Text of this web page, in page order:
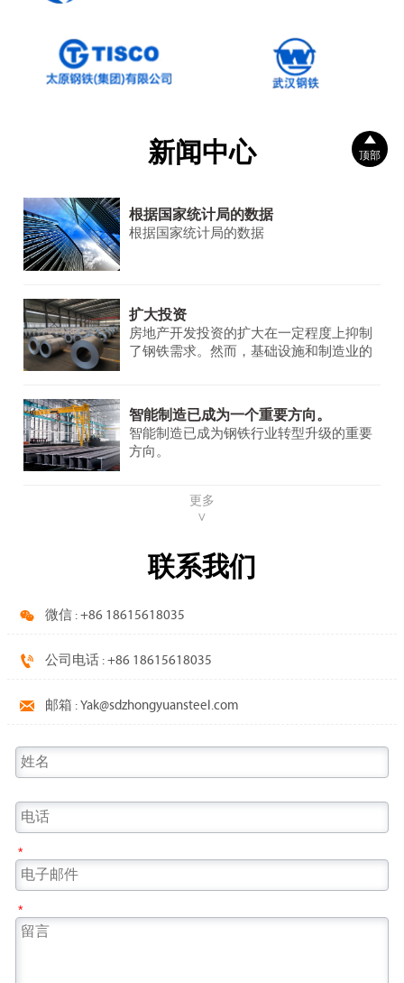
新闻中心
根据国家统计局的数据
根据国家统计局的数据
扩大投资
房地产开发投资的扩大在一定程度上抑制
了钢铁需求。然而，基础设施和制造业的
智能制造已成为一个重要方向。
智能制造已成为钢铁行业转型升级的重要
方向。
更多
∨
联系我们
 微信 : +86 18615618035
 公司电话 : +86 18615618035
 邮箱 : Yak@sdzhongyuansteel.com
*
*

顶部